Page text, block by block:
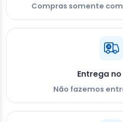
Compras somente
Entrega
Não fazemos